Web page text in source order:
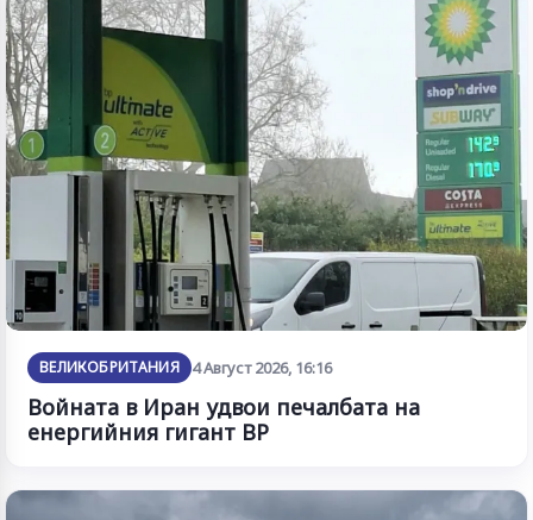
ВЕЛИКОБРИТАНИЯ 4 Август 2026, 16:16
Войната в Иран удвои печалбата на
енергийния гигант BP